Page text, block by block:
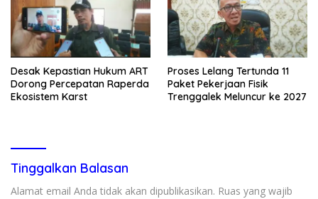
Desak Kepastian Hukum ART
Dorong Percepatan Raperda
Ekosistem Karst
Proses Lelang Tertunda 11
Paket Pekerjaan Fisik
Trenggalek Meluncur ke 2027
Tinggalkan Balasan
Alamat email Anda tidak akan dipublikasikan. Ruas yang wajib